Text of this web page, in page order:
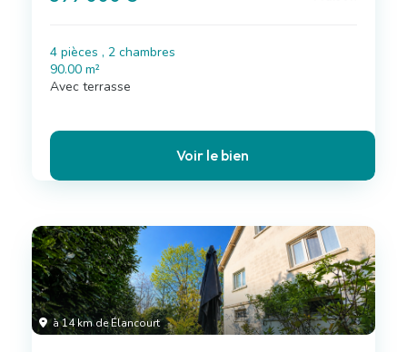
4 pièces , 2 chambres
90.00 m²
Avec terrasse
Voir le bien
à 14 km de Élancourt